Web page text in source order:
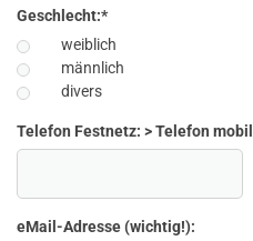
Geschlecht:*
weiblich
männlich
divers
Telefon Festnetz: > Telefon
eMail-Adresse (wichtig!):